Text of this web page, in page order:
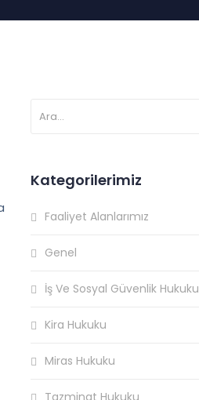
Kategorilerimiz
Faaliyet Alanlarımız
Genel
İş Ve Sosyal Güvenlik Hukuku
Kira Hukuku
Miras Hukuku
Tazminat Hukuku